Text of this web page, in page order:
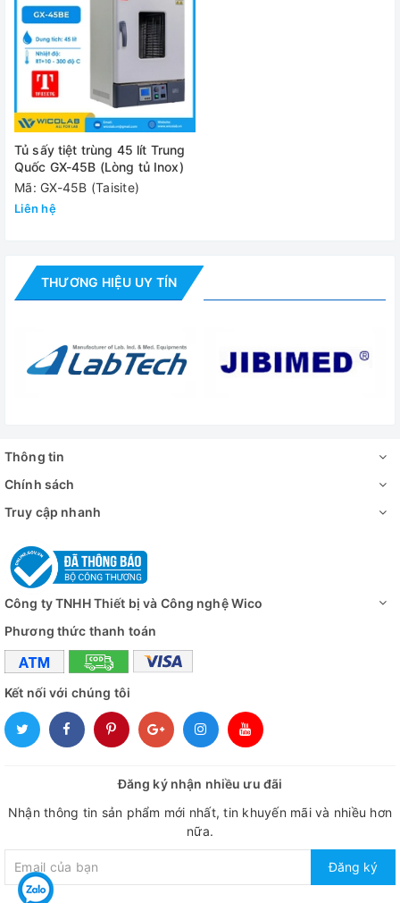
Tủ sấy tiệt trùng 45 lít Trung
Quốc GX-45B (Lòng tủ Inox)
Mã: GX-45B (Taisite)
Liên hệ
THƯƠNG HIỆU UY TÍN
Thông tin
Chính sách
Truy cập nhanh
Công ty TNHH Thiết bị và Công nghệ Wico
Phương thức thanh toán
Kết nối với chúng tôi
Đăng ký nhận nhiều ưu đãi
Nhận thông tin sản phẩm mới nhất, tin khuyến mãi và nhiều hơn
nữa.
Đăng ký